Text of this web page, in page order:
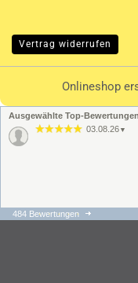
Vertrag widerrufen
Onlineshop
Ausgewählte Top-
03.08.26 ▼
31.07.26
484 Bewertungen